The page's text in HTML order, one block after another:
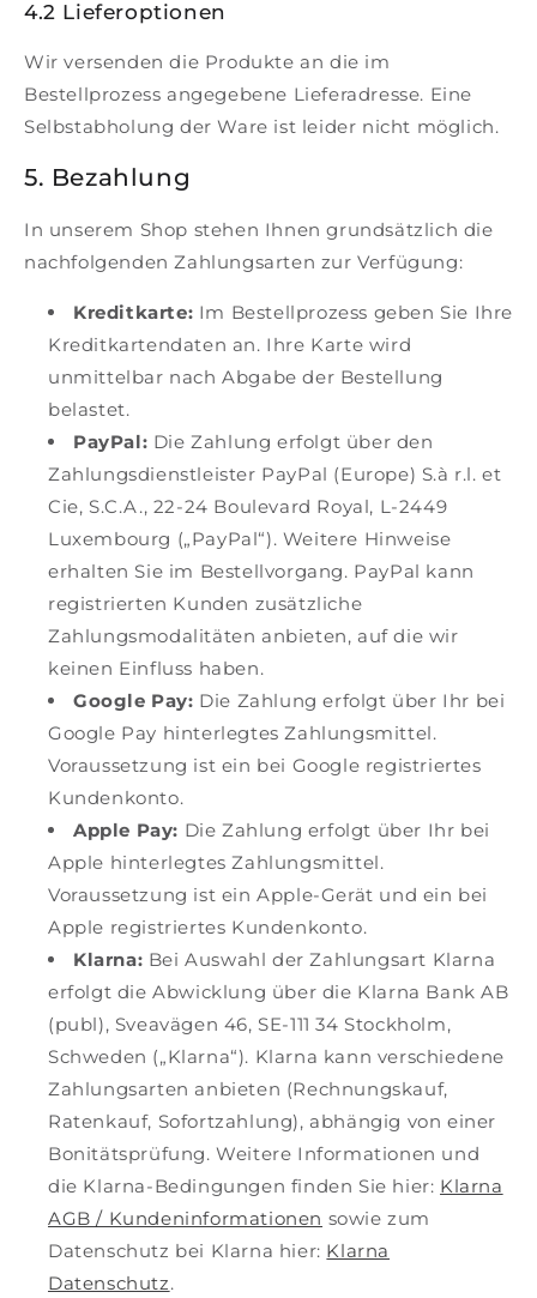
D
4.2 Lieferoptionen
Wir versenden die Produkte an die im
Bestellprozess angegebene Lieferadresse. Eine
Selbstabholung der Ware ist leider nicht möglich.
5. Bezahlung
In unserem Shop stehen Ihnen grundsätzlich die
nachfolgenden Zahlungsarten zur Verfügung:
Kreditkarte: Im Bestellprozess geben Sie Ihre
Kreditkartendaten an. Ihre Karte wird
unmittelbar nach Abgabe der Bestellung
belastet.
PayPal: Die Zahlung erfolgt über den
Zahlungsdienstleister PayPal (Europe) S.à r.l. et
Cie, S.C.A., 22-24 Boulevard Royal, L-2449
Luxembourg („PayPal“). Weitere Hinweise
erhalten Sie im Bestellvorgang. PayPal kann
registrierten Kunden zusätzliche
Zahlungsmodalitäten anbieten, auf die wir
keinen Einfluss haben.
Google Pay: Die Zahlung erfolgt über Ihr bei
Google Pay hinterlegtes Zahlungsmittel.
Voraussetzung ist ein bei Google registriertes
Kundenkonto.
Apple Pay: Die Zahlung erfolgt über Ihr bei
Apple hinterlegtes Zahlungsmittel.
Voraussetzung ist ein Apple-Gerät und ein bei
Apple registriertes Kundenkonto.
Klarna: Bei Auswahl der Zahlungsart Klarna
erfolgt die Abwicklung über die Klarna Bank AB
(publ), Sveavägen 46, SE-111 34 Stockholm,
Schweden („Klarna“). Klarna kann verschiedene
Zahlungsarten anbieten (Rechnungskauf,
Ratenkauf, Sofortzahlung), abhängig von einer
Bonitätsprüfung. Weitere Informationen und
die Klarna-Bedingungen finden Sie hier: Klarna
AGB / Kundeninformationen sowie zum
Datenschutz bei Klarna hier: Klarna
Datenschutz.